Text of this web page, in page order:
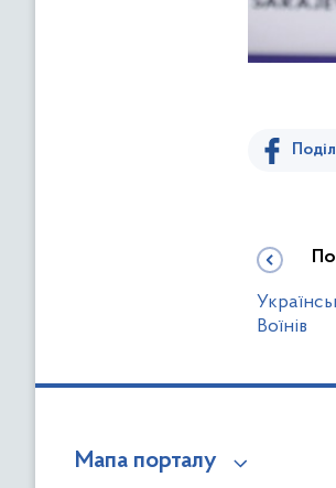
Воїнів
Мапа порталу